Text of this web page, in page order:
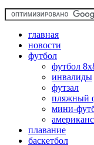
главная
новости
футбол
футбол
инвалиды
футзал
пляжный
мини-
плавание
баскетбол